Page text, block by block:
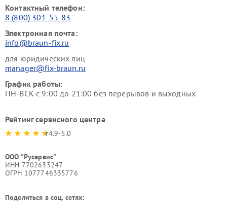
Контактный телефон:
8 (800) 301-55-83
Электронная почта:
info@braun-fix.ru
для юридических лиц
manager@fix-braun.ru
График работы:
ПН-ВСК с 9:00 до 21:00 без перерывов и выходных
Рейтинг сервисного центра
4.9-5.0
ООО "Русервис"
ИНН 7702633247
ОГРН 1077746335776
Поделиться в соц. сетях: